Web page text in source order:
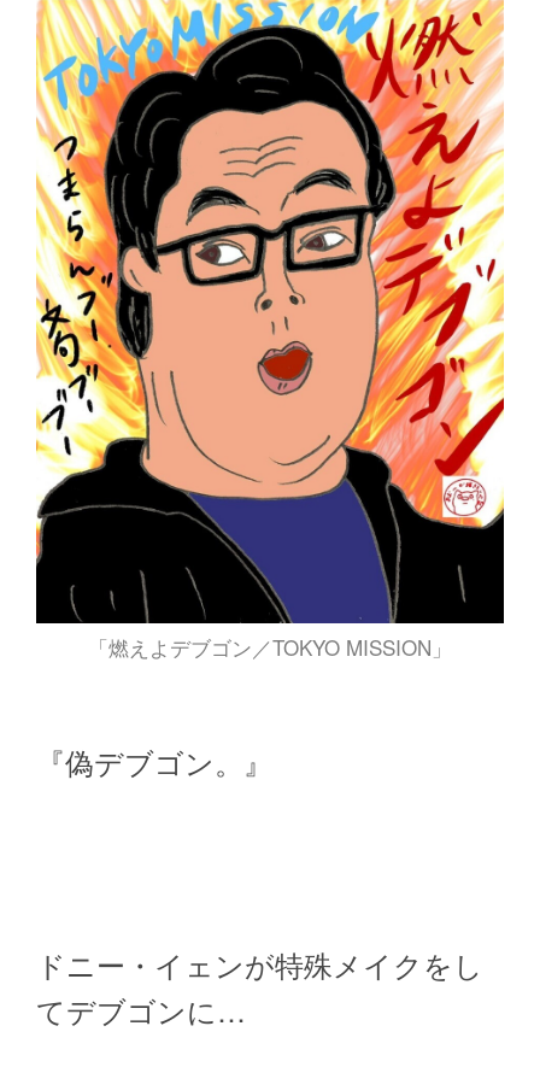
「燃えよデブゴン／TOKYO MISSION」
『偽デブゴン。』
ドニー・イェンが特殊メイクをし
てデブゴンに…